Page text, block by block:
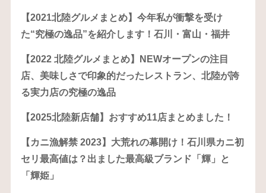
【2021北陸グルメまとめ】今年私が衝撃を受け
た“究極の逸品”を紹介します！石川・富山・福井
【2022 北陸グルメまとめ】NEWオープンの注目
店、美味しさで印象的だったレストラン、北陸が誇
る実力店の究極の逸品
【2025北陸新店舗】おすすめ11店まとめました！
【カニ漁解禁 2023】大荒れの幕開け！石川県カニ初
セリ最高値は？出ました最高級ブランド「輝」と
「輝姫」